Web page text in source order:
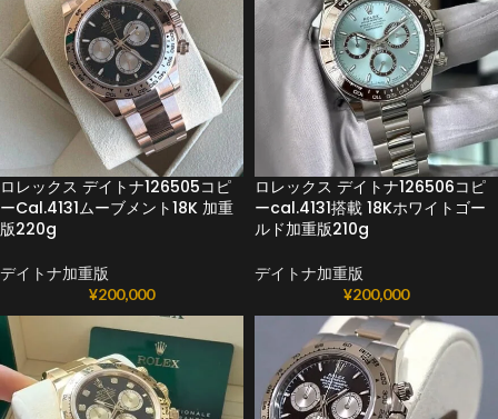
ロレックス デイトナ126505コピ
ーCal.4131ムーブメント18K 加重
版220g
デイトナ加重版
¥200,000
ロレックス デイトナ126506コピ
ーcal.4131搭載 18Kホワイトゴー
ルド加重版210g
デイトナ加重版
¥200,000